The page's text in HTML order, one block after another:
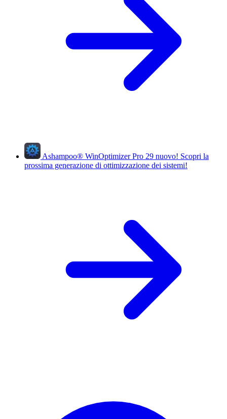
Ashampoo® WinOptimizer Pro 29 nuovo! Scopri la
prossima generazione di ottimizzazione dei sistemi!